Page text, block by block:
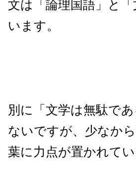
文は「論理国語」と
います。
別に「文学は無駄で
ないですが、少なか
葉に力点が置かれて